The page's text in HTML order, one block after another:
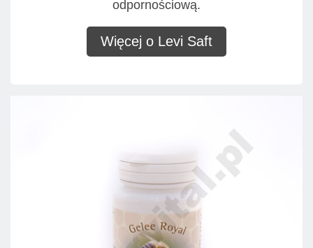
odpornościową.
Więcej o Levi Saft